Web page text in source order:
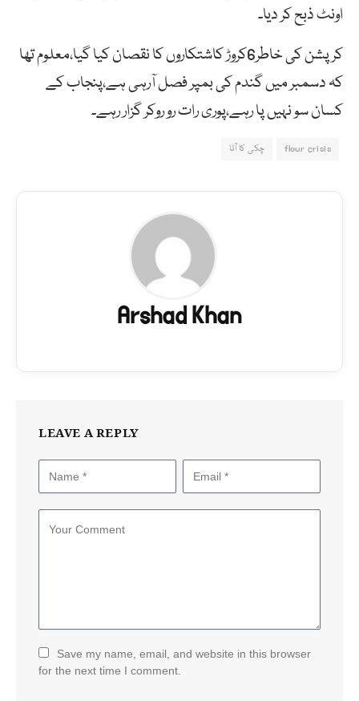
اونٹ ذبح کر دیا۔
کرپشن کی خاطر6کروڑ کاشتکاروں کا نقصان کیا گیا،معلوم تھا
کہ دسمبر میں گندم کی بمپر فصل آرہی ہے،پنجاب کے
کسان سو نہیں پا رہے،پوری رات رو روکر گزار رہے۔
flour crisis چکی کا آٹا
Arshad Khan
LEAVE A REPLY
Save my name, email, and website in this browser
for the next time I comment.